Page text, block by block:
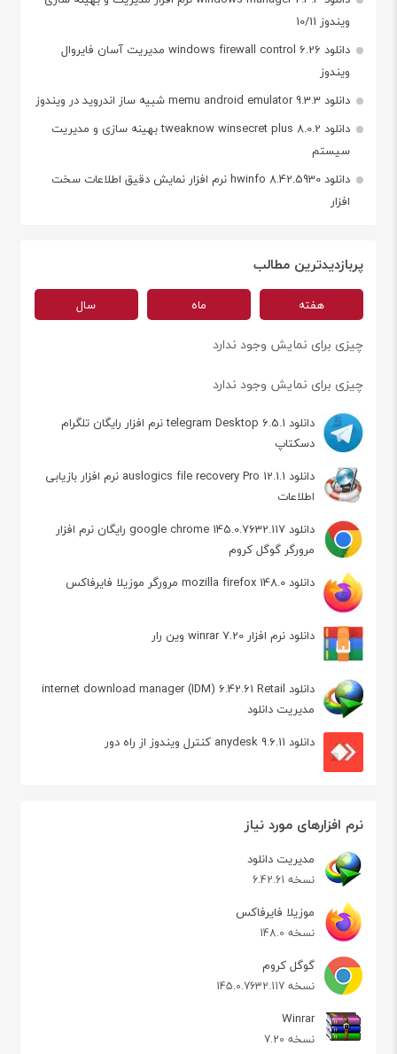
ویندوز 10/11
دانلود windows firewall control 6.26 مدیریت آسان فایروال
ویندوز
دانلود memu android emulator 9.3.3 شبیه ساز اندروید در ویندوز
دانلود tweaknow winsecret plus 8.0.2 بهینه سازی و مدیریت
سیستم
دانلود hwinfo 8.42.5930 نرم افزار نمایش دقیق اطلاعات سخت
افزار
پربازدیدترین مطالب
هفته ماه سال
چیزی برای نمایش وجود ندارد
چیزی برای نمایش وجود ندارد
دانلود telegram Desktop 6.5.1 نرم افزار رایگان تلگرام
دسکتاپ
دانلود auslogics file recovery Pro 12.1.1 نرم افزار بازیابی
اطلاعات
دانلود google chrome 145.0.7632.117 رایگان نرم افزار
مرورگر گوگل کروم
دانلود mozilla firefox 148.0 مرورگر موزیلا فایرفاکس
دانلود نرم افزار winrar 7.20 وین رار
دانلود internet download manager (IDM) 6.42.61 Retail
مدیریت دانلود
دانلود anydesk 9.6.11 کنترل ویندوز از راه دور
نرم افزارهای مورد نیاز
مدیریت دانلود
نسخه 6.42.61
موزیلا فایرفاکس
نسخه 148.0
گوگل کروم
نسخه 145.0.7632.117
Winrar
نسخه 7.20